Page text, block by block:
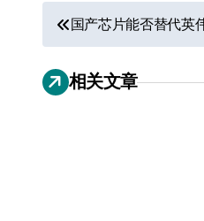
文
章
导
国产芯片能否替代英
相关文章